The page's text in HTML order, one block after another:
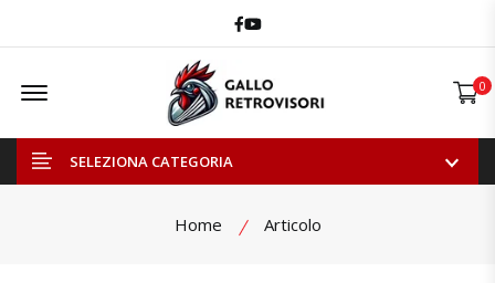
Facebook
Youtube
Offcanvas Menu Open 0
SELEZIONA CATEGORIA
Home Articolo